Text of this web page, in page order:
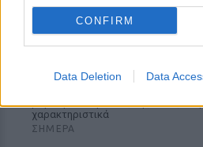
CONFIRM
Data Deletion Data
22 χρόνια από τον θάνατο
Παπαμιχαήλ: Η ανάρτηση
το «γοητευτικό
Τον θυμόμαστε ως σπουδαίο
μεγάλης οικογένειας της Φίνος
χαρακτηριστικά
ΣΉΜΕΡΑ